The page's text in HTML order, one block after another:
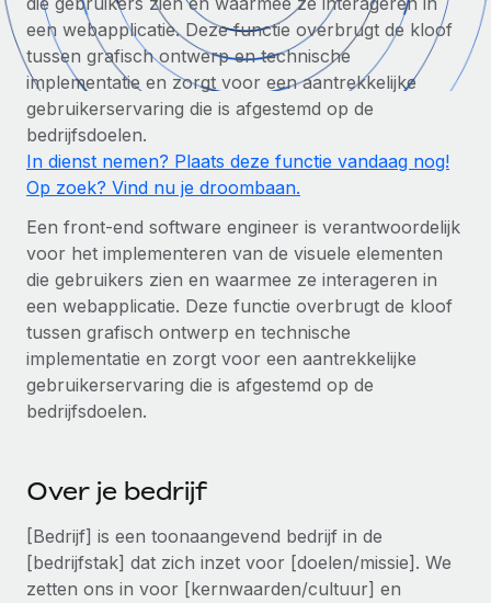
Zzp'ers internationaal onboarden en beheren
PEO
Ingewikkelde HR-taken eenvoudig uitbesteden
INFRASTRUCTUUR
Remote Embedded
Platform
Ingebouwde essentiële HR-functies voor je team
Verbinden
Nieuw
AI-tools koppelen aan Remote met onze MCP
Integraties
DIENSTEN
Vraag een expert
Krijg hulp van global HR- en juridische experts
GROEIFASE
Start-ups
Flexibele global HR en payroll solutions voor groeiende
Mid-market
Teams uitbreiden met HR solutions op maat
Enterprise
WERK MET ONS SAMEN
Strategische technologiepartners
Ontdek hoe je met ons kunt samenwerken
Remote Build Binnenkort beschikbaar
Integraties en advies over AI-automatiseringen
Betalingscalculator voor zzp'ers
Ontdek valuta-opties en betaalsnelheden voor
internationale zzp'ers
LEREN MET REMOTE
Onderzoek en gidsen
Casestudy's
HR-woordenlijst
Checklists en templates
Bibliotheek met functiebeschrijvingen
Webinars
Newsroom
Inzicht in salaris en talent
Inzichtencentrum
Nederlands
Français
Deutsch
Español
Italiano
Português (Portugal)
日本語
한국어
Inloggen
een webapplicatie. Deze functie overbrugt de kloof
tussen grafisch ontwerp en technische
implementatie en zorgt voor een aantrekkelijke
gebruikerservaring die is afgestemd op de
bedrijfsdoelen.
In dienst nemen? Plaats deze functie vandaag nog!
Op zoek? Vind nu je droombaan.
Een front-end software engineer is verantwoordelijk
voor het implementeren van de visuele elementen
die gebruikers zien en waarmee ze interageren in
een webapplicatie. Deze functie overbrugt de kloof
tussen grafisch ontwerp en technische
implementatie en zorgt voor een aantrekkelijke
gebruikerservaring die is afgestemd op de
bedrijfsdoelen.
Over je bedrijf
[Bedrijf] is een toonaangevend bedrijf in de
[bedrijfstak] dat zich inzet voor [doelen/missie]. We
zetten ons in voor [kernwaarden/cultuur] en